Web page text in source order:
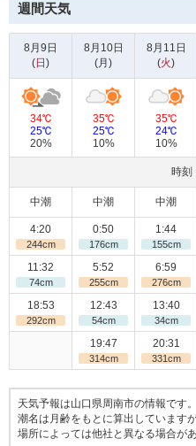
週間天気
8月9日
(日 )
8月10日
(月 )
8月11日
(火)
34℃
25℃
20%
35℃
25℃
10%
35℃
24℃
10%
時刻
中潮 中潮 中潮
4:20
244cm
11:32
74cm
18:53
292cm
0:50
176cm
5:52
255cm
12:43
54cm
19:47
314cm
1:44
155cm
6:59
276cm
13:40
34cm
20:31
331cm
天気予報は山口県周南市の情報です。
潮名は月齢をもとに算出しています
場所によっては他社と異なる場合があ